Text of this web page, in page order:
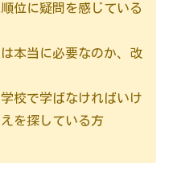
位に疑問を感じている
本当に必要なのか、改
校で学ばなければいけ
を探している方